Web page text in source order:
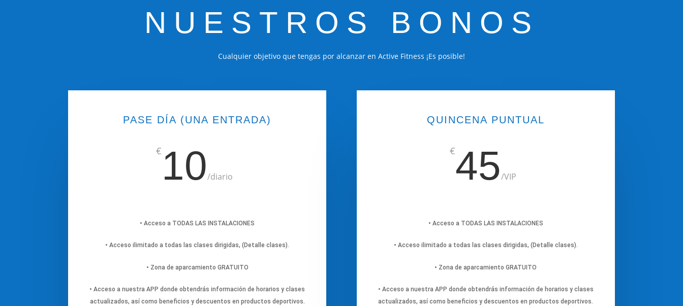
NUESTROS BONOS
Cualquier objetivo que tengas por alcanzar en Active Fitness ¡Es posible!
PASE DÍA (UNA ENTRADA)
€ 10/diario
• Acceso a TODAS LAS INSTALACIONES
• Acceso ilimitado a todas las clases dirigidas, (Detalle clases).
• Zona de aparcamiento GRATUITO
• Acceso a nuestra APP donde obtendrás información de horarios y clases
actualizados, así como beneficios y descuentos en productos deportivos.
QUINCENA PUNTUAL
€45/VIP
• Acceso a TODAS LAS INSTALACIONES
• Acceso ilimitado a todas las clases dirigidas, (Detalle clases).
• Zona de aparcamiento GRATUITO
• Acceso a nuestra APP donde obtendrás información de horarios y clases
actualizados, así como beneficios y descuentos en productos deportivos.